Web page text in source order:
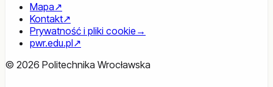
Mapa↗
Kontakt↗
Prywatność i pliki cookie →
pwr.edu.pl↗
© 2026 Politechnika Wrocławska